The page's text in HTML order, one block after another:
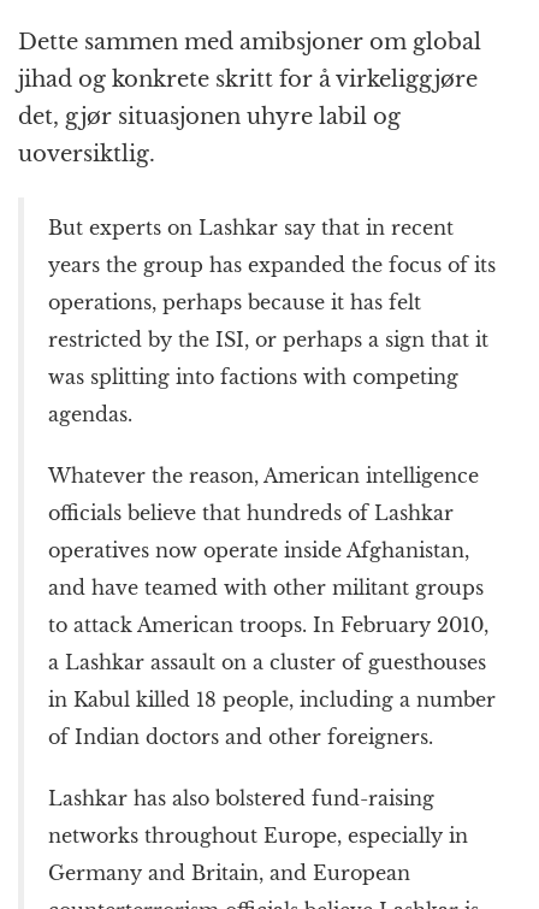
Dette sammen med amibsjoner om global
jihad og konkrete skritt for å virkeliggjøre
det, gjør situasjonen uhyre labil og
uoversiktlig.
But experts on Lashkar say that in recent
years the group has expanded the focus of its
operations, perhaps because it has felt
restricted by the ISI, or perhaps a sign that it
was splitting into factions with competing
agendas.
Whatever the reason, American intelligence
officials believe that hundreds of Lashkar
operatives now operate inside Afghanistan,
and have teamed with other militant groups
to attack American troops. In February 2010,
a Lashkar assault on a cluster of guesthouses
in Kabul killed 18 people, including a number
of Indian doctors and other foreigners.
Lashkar has also bolstered fund-raising
networks throughout Europe, especially in
Germany and Britain, and European